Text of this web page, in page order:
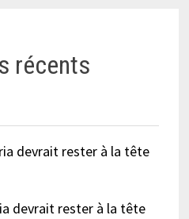
récents
devrait rester à la tête
devrait rester à la tête